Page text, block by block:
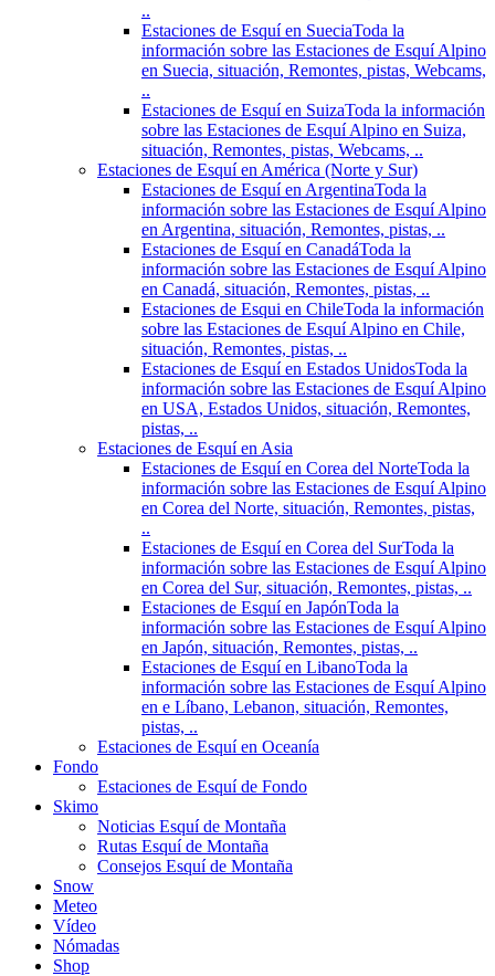
..
Estaciones de Esquí en SueciaToda la
información sobre las Estaciones de Esquí Alpino
en Suecia, situación, Remontes, pistas, Webcams,
..
Estaciones de Esquí en SuizaToda la información
sobre las Estaciones de Esquí Alpino en Suiza,
situación, Remontes, pistas, Webcams, ..
Estaciones de Esquí en América (Norte y Sur)
Estaciones de Esquí en ArgentinaToda la
información sobre las Estaciones de Esquí Alpino
en Argentina, situación, Remontes, pistas, ..
Estaciones de Esquí en CanadáToda la
información sobre las Estaciones de Esquí Alpino
en Canadá, situación, Remontes, pistas, ..
Estaciones de Esqui en ChileToda la información
sobre las Estaciones de Esquí Alpino en Chile,
situación, Remontes, pistas, ..
Estaciones de Esquí en Estados UnidosToda la
información sobre las Estaciones de Esquí Alpino
en USA, Estados Unidos, situación, Remontes,
pistas, ..
Estaciones de Esquí en Asia
Estaciones de Esquí en Corea del NorteToda la
información sobre las Estaciones de Esquí Alpino
en Corea del Norte, situación, Remontes, pistas,
..
Estaciones de Esquí en Corea del SurToda la
información sobre las Estaciones de Esquí Alpino
en Corea del Sur, situación, Remontes, pistas, ..
Estaciones de Esquí en JapónToda la
información sobre las Estaciones de Esquí Alpino
en Japón, situación, Remontes, pistas, ..
Estaciones de Esquí en LibanoToda la
información sobre las Estaciones de Esquí Alpino
en e Líbano, Lebanon, situación, Remontes,
pistas, ..
Estaciones de Esquí en Oceanía
Fondo
Estaciones de Esquí de Fondo
Skimo
Noticias Esquí de Montaña
Rutas Esquí de Montaña
Consejos Esquí de Montaña
Snow
Meteo
Vídeo
Nómadas
Shop